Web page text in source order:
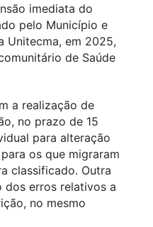
imediata do
pelo Município e
Unitecma, em 2025,
de Saúde
a realização de
no prazo de 15
para alteração
os que migraram
classificado. Outra
dos erros relativos a
no mesmo